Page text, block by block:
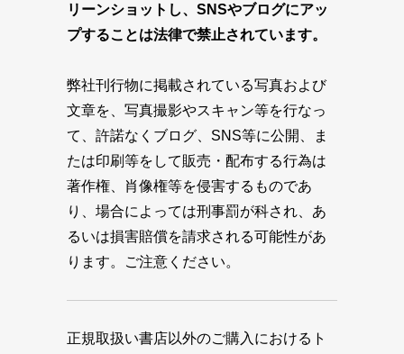
リーンショットし、SNSやブログにアッ
プすることは法律で禁止されています。
弊社刊行物に掲載されている写真および
文章を、写真撮影やスキャン等を行なっ
て、許諾なくブログ、SNS等に公開、ま
たは印刷等をして販売・配布する行為は
著作権、肖像権等を侵害するものであ
り、場合によっては刑事罰が科され、あ
るいは損害賠償を請求される可能性があ
ります。ご注意ください。
正規取扱い書店以外のご購入におけるト